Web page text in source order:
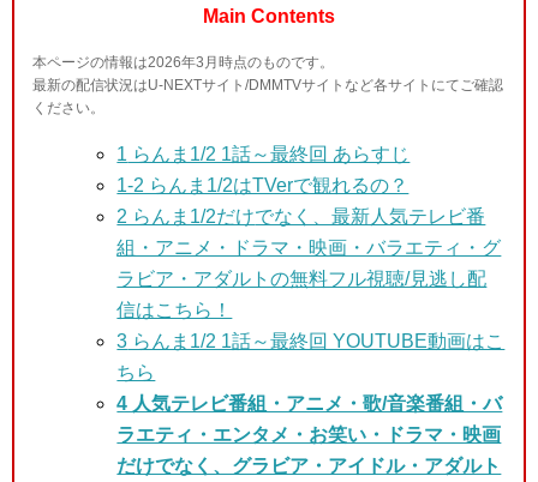
Main Contents
本ページの情報は2026年3月時点のものです。
最新の配信状況はU-NEXTサイト/DMMTVサイトなど各サイトにてご確認
ください。
1 らんま1/2 1話～最終回 あらすじ
1-2 らんま1/2はTVerで観れるの？
2 らんま1/2だけでなく、最新人気テレビ番
組・アニメ・ドラマ・映画・バラエティ・グ
ラビア・アダルトの無料フル視聴/見逃し配
信はこちら！
3 らんま1/2 1話～最終回 YOUTUBE動画はこ
ちら
4 人気テレビ番組・アニメ・歌/音楽番組・バ
ラエティ・エンタメ・お笑い・ドラマ・映画
だけでなく、グラビア・アイドル・アダルト